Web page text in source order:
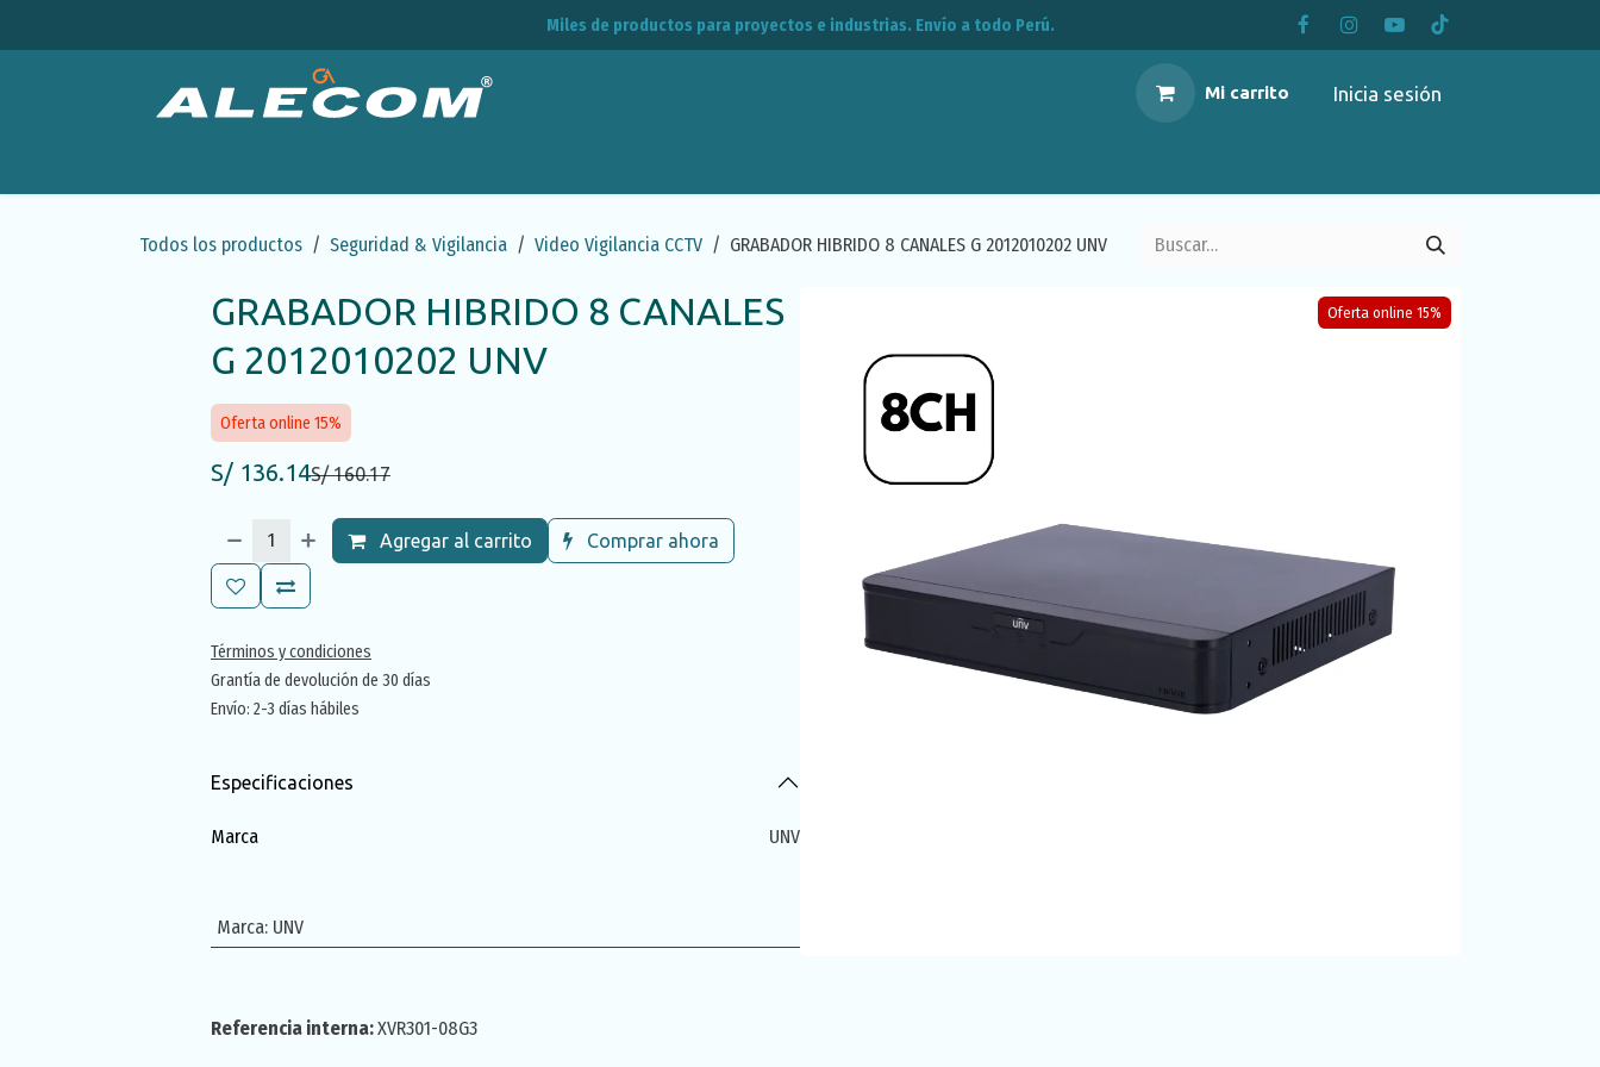
Miles de productos para proyectos e industrias. Envío a todo Perú.
Mi carrito Inicia sesión
Todos los productos Seguridad & Vigilancia Video Vigilancia CCTV GRABADOR HIBRIDO 8 CANALES G 2012010202 UNV
Oferta online 15%
GRABADOR HIBRIDO 8 CANALES
G 2012010202 UNV
Oferta online 15%
S/ 136.14S/160.17
Agregar al carrito Comprar ahora
Términos y condiciones
Grantía de devolución de 30 días
Envío: 2-3 días hábiles
Especificaciones
Marca UNV
Marca: UNV
Referencia interna:XVR301-08G3